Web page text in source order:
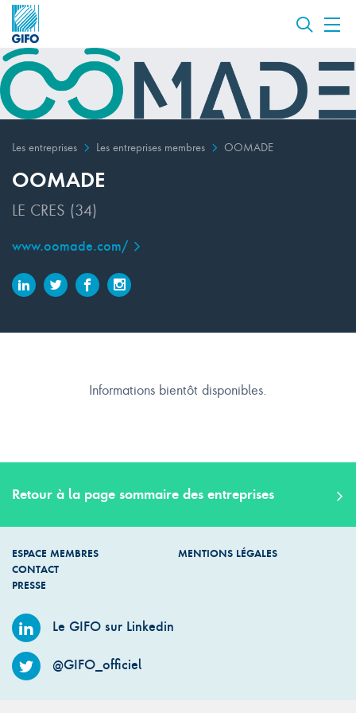
Les entreprises Les entreprises membres OOMADE
OOMADE
LE CRES (34)
www.oomade.com/
Informations bientôt disponibles.
Retour à la page sommaire des entreprises
ESPACE MEMBRES
CONTACT
PRESSE
MENTIONS LÉGALES
Le GIFO sur Linkedin
@GIFO_officiel